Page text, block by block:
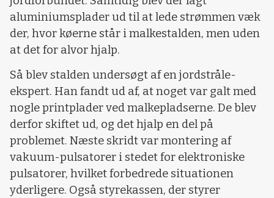
aluminiumsplader ud til at lede strømmen væk
der, hvor køerne står i malkestalden, men uden
at det for alvor hjalp.
Så blev stalden undersøgt af en jordstråle-
ekspert. Han fandt ud af, at noget var galt med
nogle printplader ved malkepladserne. De blev
derfor skiftet ud, og det hjalp en del på
problemet. Næste skridt var montering af
vakuum-pulsatorer i stedet for elektroniske
pulsatorer, hvilket forbedrede situationen
yderligere. Også styrekassen, der styrer